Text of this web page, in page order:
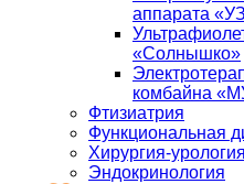
аппарата
«Солнышко»
комбайна
Фтизиатрия
Функциональная
Хирургия-урология
Эндокринология